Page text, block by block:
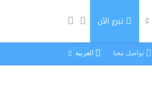
تبرع الآن
تواصل معنا العربية